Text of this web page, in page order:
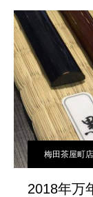
梅田茶屋町店
2018年